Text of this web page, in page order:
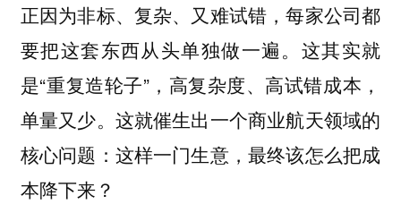
正因为非标、复杂、又难试错，每家公司都
要把这套东西从头单独做一遍。这其实就
是“重复造轮子”，高复杂度、高试错成本，
单量又少。这就催生出一个商业航天领域的
核心问题：这样一门生意，最终该怎么把成
本降下来？